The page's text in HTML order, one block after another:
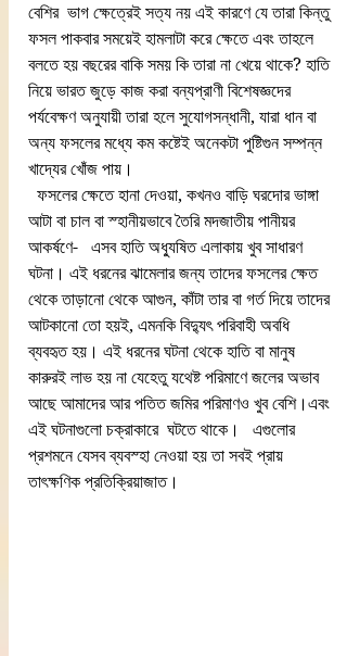
বেশির  ভাগ ক্ষেত্রেই সত্য নয় এই কারণে যে তারা কিন্তু
ফসল পাকবার সময়েই হামলাটা করে ক্ষেতে এবং তাহলে
বলতে হয় বছরের বাকি সময় কি তারা না খেয়ে থাকে? হাতি
নিয়ে ভারত জুড়ে কাজ করা বন্যপ্রাণী বিশেষজ্ঞদের
পর্যবেক্ষণ অনুযায়ী তারা হলে সুযোগসন্ধানী, যারা ধান বা
অন্য ফসলের মধ্যে কম কষ্টেই অনেকটা পুষ্টিগুন সম্পন্ন
খাদ্যের খোঁজ পায়।
আটা বা চাল বা স্হানীয়ভাবে তৈরি মদজাতীয় পানীয়র
আকর্ষণে-   এসব হাতি অধ্যুষিত এলাকায় খুব সাধারণ
ঘটনা। এই ধরনের ঝামেলার জন্য তাদের ফসলের ক্ষেত
থেকে তাড়ানো থেকে আগুন, কাঁটা তার বা গর্ত দিয়ে তাদের
আটকানো তো হয়ই, এমনকি বিদ্যুৎ পরিবাহী অবধি
ব্যবহৃত হয়। এই ধরনের ঘটনা থেকে হাতি বা মানুষ
কারুরই লাভ হয় না যেহেতু যথেষ্ট পরিমাণে জলের অভাব
আছে আমাদের আর পতিত জমির পরিমাণও খুব বেশি।এবং
এই ঘটনাগুলো চক্রাকারে  ঘটতে থাকে।   এগুলোর
প্রশমনে যেসব ব্যবস্হা নেওয়া হয় তা সবই প্রায়
তাৎক্ষণিক প্রতিক্রিয়াজাত।